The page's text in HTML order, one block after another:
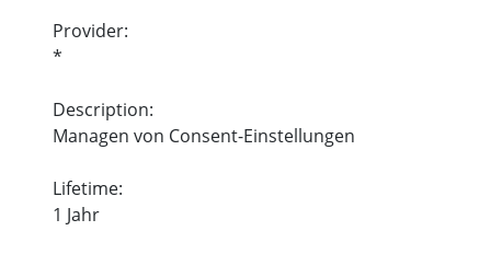
Provider:
*
Description:
Managen von Consent-Einstellungen
Lifetime:
1 Jahr